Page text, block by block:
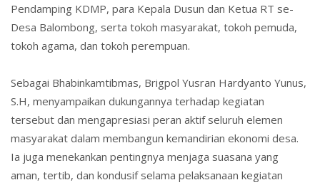
Pendamping KDMP, para Kepala Dusun dan Ketua RT se-
Desa Balombong, serta tokoh masyarakat, tokoh pemuda,
tokoh agama, dan tokoh perempuan.
Sebagai Bhabinkamtibmas, Brigpol Yusran Hardyanto Yunus,
S.H, menyampaikan dukungannya terhadap kegiatan
tersebut dan mengapresiasi peran aktif seluruh elemen
masyarakat dalam membangun kemandirian ekonomi desa.
Ia juga menekankan pentingnya menjaga suasana yang
aman, tertib, dan kondusif selama pelaksanaan kegiatan